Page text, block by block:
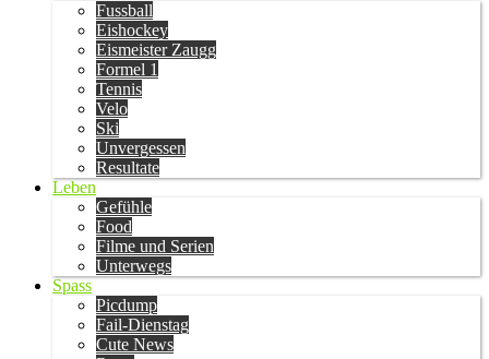
Fussball
Eishockey
Eismeister Zaugg
Formel 1
Tennis
Velo
Ski
Unvergessen
Resultate
Leben
Gefühle
Food
Filme und Serien
Unterwegs
Spass
Picdump
Fail-Dienstag
Cute News